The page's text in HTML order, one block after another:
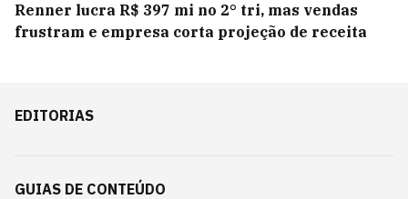
Renner lucra R$ 397 mi no 2° tri, mas vendas
frustram e empresa corta projeção de receita
EDITORIAS
GUIAS DE CONTEÚDO